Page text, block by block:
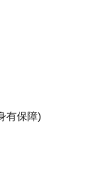
有保障)